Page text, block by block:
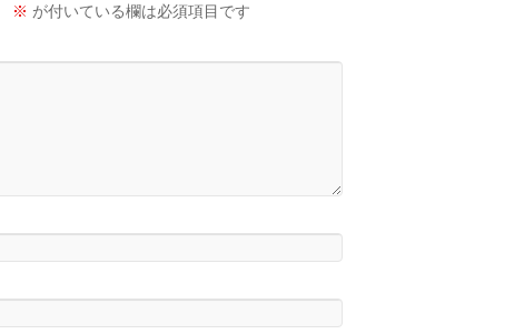
※ が付いている欄は必須項目です